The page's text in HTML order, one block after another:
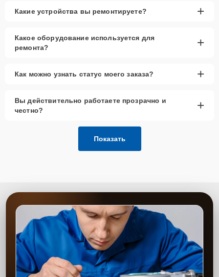
Какие устройства вы ремонтируете? +
Какое оборудование используется для
ремонта?
+
Как можно узнать статус моего заказа? +
Вы действительно работаете прозрачно и
честно?
+
Показать